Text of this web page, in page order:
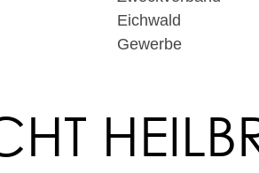
Eichwald
Gewerbe